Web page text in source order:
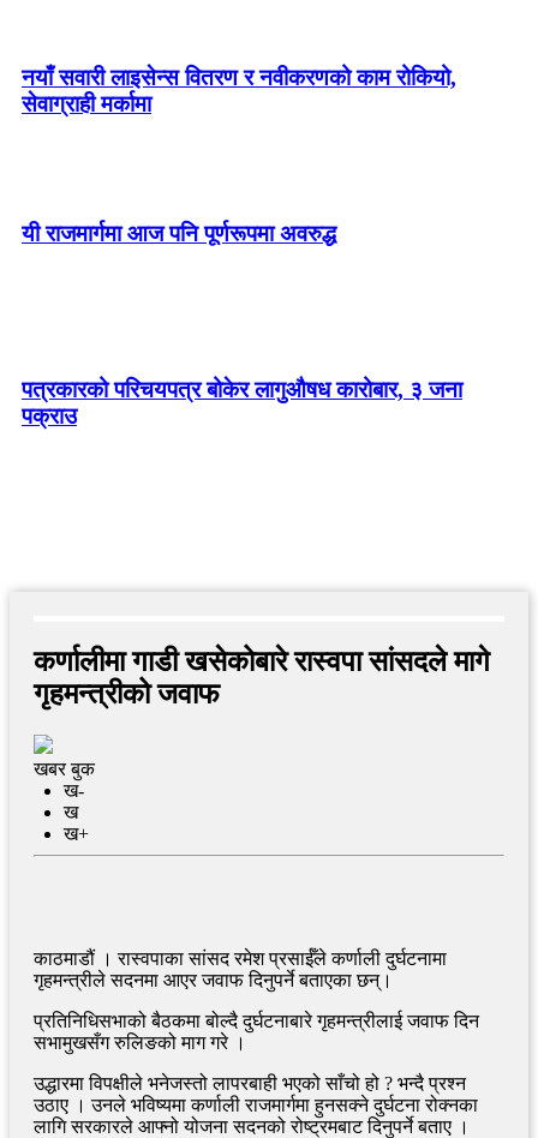
नयाँ सवारी लाइसेन्स वितरण र नवीकरणको काम रोकियो,
सेवाग्राही मर्कामा
यी राजमार्गमा आज पनि पूर्णरूपमा अवरुद्ध
पत्रकारको परिचयपत्र बोकेर लागुऔषध कारोबार, ३ जना
पक्राउ
कर्णालीमा गाडी खसेकोबारे रास्वपा सांसदले मागे
गृहमन्त्रीको जवाफ
खबर बुक
ख-
ख
ख+
काठमाडौं । रास्वपाका सांसद रमेश प्रसाईँले कर्णाली दुर्घटनामा
गृहमन्त्रीले सदनमा आएर जवाफ दिनुपर्ने बताएका छन्।
प्रतिनिधिसभाको बैठकमा बोल्दै दुर्घटनाबारे गृहमन्त्रीलाई जवाफ दिन
सभामुखसँग रुलिङको माग गरे ।
उद्धारमा विपक्षीले भनेजस्तो लापरबाही भएको साँचो हो ? भन्दै प्रश्न
उठाए । उनले भविष्यमा कर्णाली राजमार्गमा हुनसक्ने दुर्घटना रोक्नका
लागि सरकारले आफ्नो योजना सदनको रोष्ट्रमबाट दिनुपर्ने बताए ।